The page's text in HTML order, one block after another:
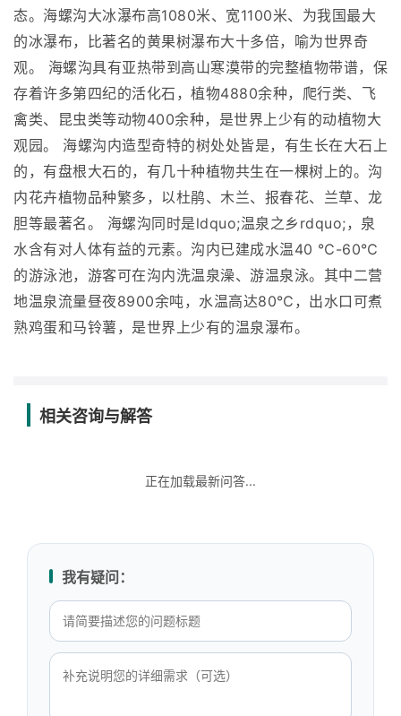
态。海螺沟大冰瀑布高1080米、宽1100米、为我国最大
的冰瀑布，比著名的黄果树瀑布大十多倍，喻为世界奇
观。 海螺沟具有亚热带到高山寒漠带的完整植物带谱，保
存着许多第四纪的活化石，植物4880余种，爬行类、飞
禽类、昆虫类等动物400余种，是世界上少有的动植物大
观园。 海螺沟内造型奇特的树处处皆是，有生长在大石上
的，有盘根大石的，有几十种植物共生在一棵树上的。沟
内花卉植物品种繁多，以杜鹃、木兰、报春花、兰草、龙
胆等最著名。 海螺沟同时是ldquo;温泉之乡rdquo;，泉
水含有对人体有益的元素。沟内已建成水温40 ℃-60℃
的游泳池，游客可在沟内洗温泉澡、游温泉泳。其中二营
地温泉流量昼夜8900余吨，水温高达80℃，出水口可煮
熟鸡蛋和马铃薯，是世界上少有的温泉瀑布。
相关咨询与解答
正在加载最新问答...
我有疑问：